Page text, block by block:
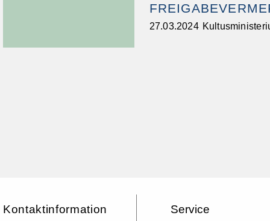
27.03.2024
Kontaktinformation Service